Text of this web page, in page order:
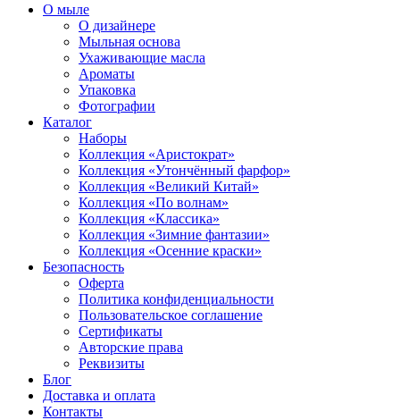
О мыле
О дизайнере
Мыльная основа
Ухаживающие масла
Ароматы
Упаковка
Фотографии
Каталог
Наборы
Коллекция «Аристократ»
Коллекция «Утончённый фарфор»
Коллекция «Великий Китай»
Коллекция «По волнам»
Коллекция «Классика»
Коллекция «Зимние фантазии»
Коллекция «Осенние краски»
Безопасность
Оферта
Политика конфиденциальности
Пользовательское соглашение
Сертификаты
Авторские права
Реквизиты
Блог
Доставка и оплата
Контакты